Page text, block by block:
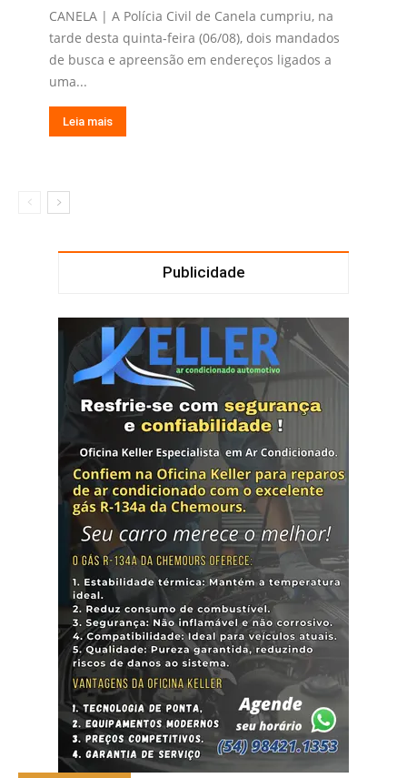
CANELA | A Polícia Civil de Canela cumpriu, na
tarde desta quinta-feira (06/08), dois mandados
de busca e apreensão em endereços ligados a
uma...
Leia mais
Publicidade